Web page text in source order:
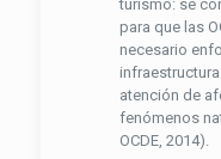
turismo: se
para que las
necesario
atención de
fenómenos
OCDE, 2014).